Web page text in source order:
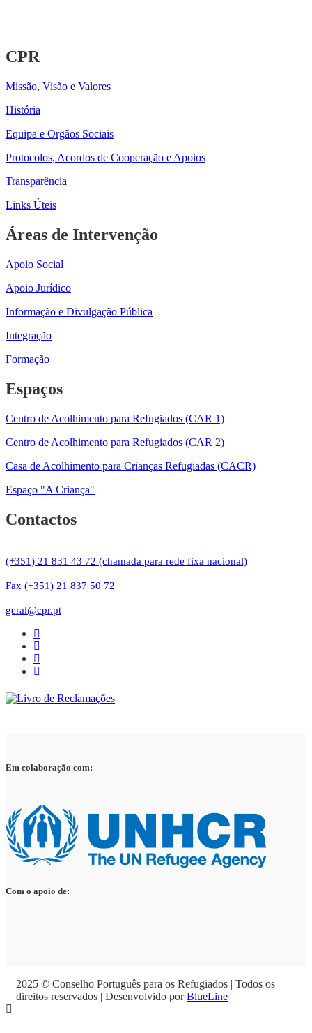
CPR
Missão, Visão e Valores
História
Equipa e Orgãos Sociais
Protocolos, Acordos de Cooperação e Apoios
Transparência
Links Úteis
Áreas de Intervenção
Apoio Social
Apoio Jurídico
Informação e Divulgação Pública
Integração
Formação
Espaços
Centro de Acolhimento para Refugiados (CAR 1)
Centro de Acolhimento para Refugiados (CAR 2)
Casa de Acolhimento para Crianças Refugiadas (CACR)
Espaço "A Criança"
Contactos
(+351) 21 831 43 72 (chamada para rede fixa nacional)
Fax (+351) 21 837 50 72
geral@cpr.pt
Em colaboração com:
Com o apoio de:
2025 © Conselho Português para os Refugiados | Todos os
direitos reservados | Desenvolvido porBlueLine